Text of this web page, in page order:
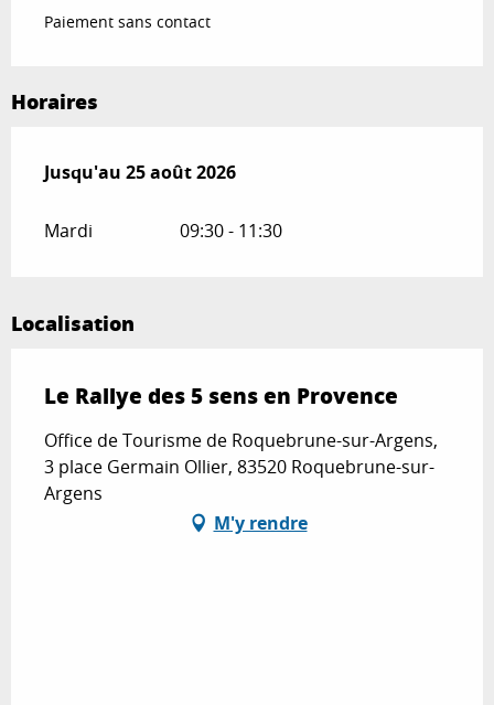
Paiement sans contact
Horaires
Du7 juillet 2026au25 août 2026
Jusqu'au 25 août 2026
Mardi 09:30 - 11:30
Localisation
Le Rallye des 5 sens en Provence
Office de Tourisme de Roquebrune-sur-Argens,
3 place Germain Ollier, 83520 Roquebrune-sur-
Argens
M'y rendre